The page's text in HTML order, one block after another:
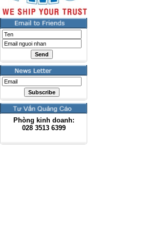
Phòng kinh doanh:
028 3513 6399